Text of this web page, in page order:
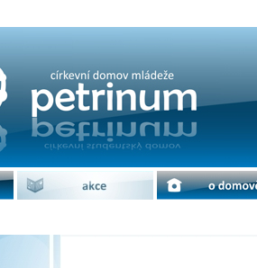
se zlého - P.
akce o domově